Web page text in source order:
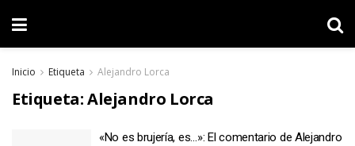
Inicio Etiqueta Alejandro Lorca
Etiqueta:Alejandro Lorca
«No es brujería, es…»: El comentario de Alejandro